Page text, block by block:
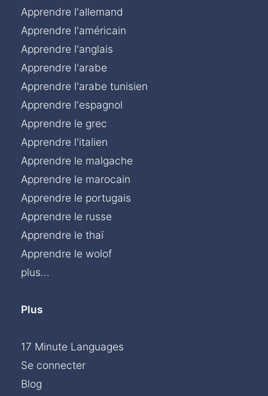
Apprendre l'allemand
Apprendre l'américain
Apprendre l'anglais
Apprendre l'arabe
Apprendre l'arabe tunisien
Apprendre l'espagnol
Apprendre le grec
Apprendre l'italien
Apprendre le malgache
Apprendre le marocain
Apprendre le portugais
Apprendre le russe
Apprendre le thaï
Apprendre le wolof
plus...
Plus
17 Minute Languages
Se connecter
Blog